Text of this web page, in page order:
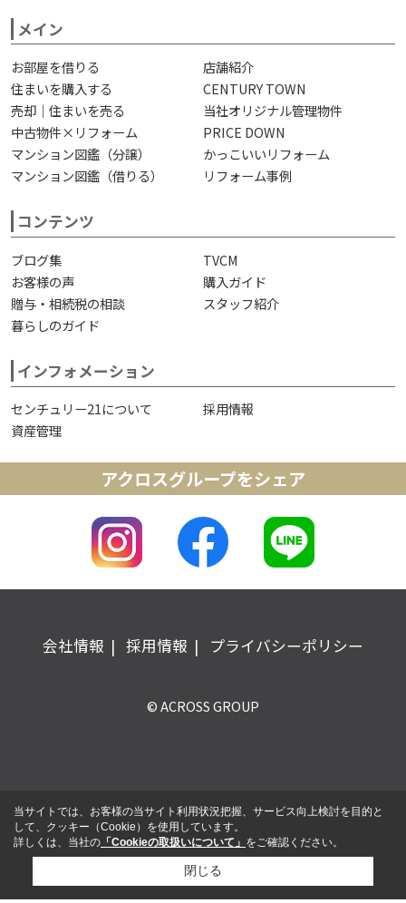
メイン
お部屋を借りる
店舗紹介
住まいを購入する
CENTURY TOWN
売却｜住まいを売る
当社オリジナル管理物件
中古物件×リフォーム
PRICE DOWN
マンション図鑑（分譲）
かっこいいリフォーム
マンション図鑑（借りる）
リフォーム事例
コンテンツ
ブログ集
TVCM
お客様の声
購入ガイド
贈与・相続税の相談
スタッフ紹介
暮らしのガイド
インフォメーション
センチュリー21について
採用情報
資産管理
アクロスグループをシェア
会社情報 採用情報 プライバシーポリシー
© ACROSS GROUP
当サイトでは、お客様の当サイト利用状況把握、サービス向上検討を目的と
して、クッキー（Cookie）を使用しています。
詳しくは、当社の 「Cookieの取扱いについて」 をご確認ください。
閉じる